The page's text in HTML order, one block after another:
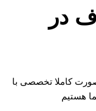
در
کاملا تخصصی با
هستیم